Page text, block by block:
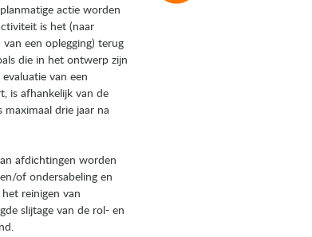
actie worden
is het (naar
een oplegging) terug
die in het ontwerp zijn
van een
is afhankelijk van de
drie jaar na
afdichtingen worden
of ondersabeling en
reinigen van
slijtage van de rol- en